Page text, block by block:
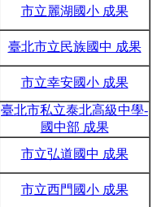
市立麗湖國小 成果
臺北市立民族國中 成果
市立幸安國小 成果
臺北市私立泰北高級中學-
國中部 成果
市立弘道國中 成果
市立西門國小 成果